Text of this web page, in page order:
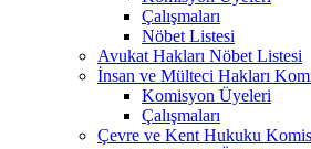
Çalışmaları
Nöbet Listesi
Avukat Hakları Nöbet Listesi
İnsan ve Mülteci Hakları
Komisyon Üyeleri
Çalışmaları
Çevre ve Kent Hukuku